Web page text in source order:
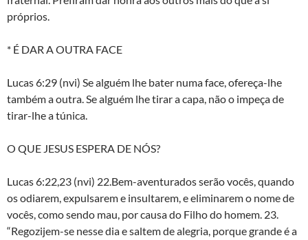
próprios.
* É DAR A OUTRA FACE
Lucas 6:29 (nvi) Se alguém lhe bater numa face, ofereça-lhe
também a outra. Se alguém lhe tirar a capa, não o impeça de
tirar-lhe a túnica.
O QUE JESUS ESPERA DE NÓS?
Lucas 6:22,23 (nvi) 22.Bem-aventurados serão vocês, quando
os odiarem, expulsarem e insultarem, e eliminarem o nome de
vocês, como sendo mau, por causa do Filho do homem. 23.
“Regozijem-se nesse dia e saltem de alegria, porque grande é a